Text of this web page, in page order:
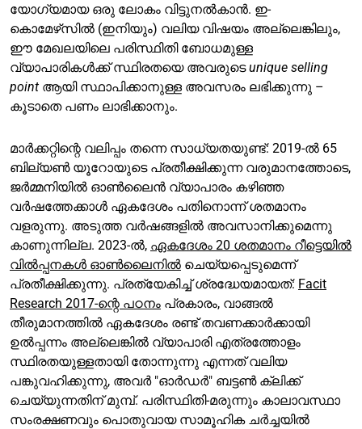
യോഗ്യമായ ഒരു ലോകം വിട്ടുനൽകാൻ. ഇ-
കൊമേഴ്‌സിൽ (ഇനിയും) വലിയ വിഷയം അല്ലെങ്കിലും,
ഈ മേഖലയിലെ പരിസ്ഥിതി ബോധമുള്ള
വ്യാപാരികൾക്ക് സ്ഥിരതയെ അവരുടെunique selling
point ആയി സ്ഥാപിക്കാനുള്ള അവസരം ലഭിക്കുന്നു –
കൂടാതെ പണം ലാഭിക്കാനും.
മാർക്കറ്റിന്റെ വലിപ്പം തന്നെ സാധ്യതയുണ്ട്: 2019-ൽ 65
ബില്യൺ യൂറോയുടെ പ്രതീക്ഷിക്കുന്ന വരുമാനത്തോടെ,
ജർമ്മനിയിൽ ഓൺലൈൻ വ്യാപാരം കഴിഞ്ഞ
വർഷത്തേക്കാൾ ഏകദേശം പതിനൊന്ന് ശതമാനം
വളരുന്നു. അടുത്ത വർഷങ്ങളിൽ അവസാനിക്കുമെന്നു
കാണുന്നില്ല. 2023-ൽ, ഏകദേശം 20 ശതമാനം റീട്ടെയിൽ
വിൽപ്പനകൾ ഓൺലൈനിൽ ചെയ്യപ്പെടുമെന്ന്
പ്രതീക്ഷിക്കുന്നു. പ്രത്യേകിച്ച് ശ്രദ്ധേയമായത്: Facit
Research 2017-ന്റെ പഠനം പ്രകാരം, വാങ്ങൽ
തീരുമാനത്തിൽ ഏകദേശം രണ്ട് തവണക്കാർക്കായി
ഉൽപ്പന്നം അല്ലെങ്കിൽ വ്യാപാരി എത്രത്തോളം
സ്ഥിരതയുള്ളതായി തോന്നുന്നു എന്നത് വലിയ
പങ്കുവഹിക്കുന്നു, അവർ "ഓർഡർ" ബട്ടൺ ക്ലിക്ക്
ചെയ്യുന്നതിന് മുമ്പ്. പരിസ്ഥിതി-മരുന്നും കാലാവസ്ഥാ
സംരക്ഷണവും പൊതുവായ സാമൂഹിക ചർച്ചയിൽ